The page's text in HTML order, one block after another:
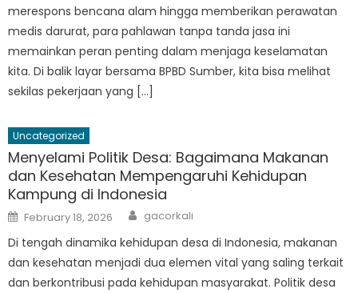
merespons bencana alam hingga memberikan perawatan
medis darurat, para pahlawan tanpa tanda jasa ini
memainkan peran penting dalam menjaga keselamatan
kita. Di balik layar bersama BPBD Sumber, kita bisa melihat
sekilas pekerjaan yang […]
Uncategorized
Menyelami Politik Desa: Bagaimana Makanan
dan Kesehatan Mempengaruhi Kehidupan
Kampung di Indonesia
Posted
on
February 18, 2026 Author
gacorkali
Di tengah dinamika kehidupan desa di Indonesia, makanan
dan kesehatan menjadi dua elemen vital yang saling terkait
dan berkontribusi pada kehidupan masyarakat. Politik desa